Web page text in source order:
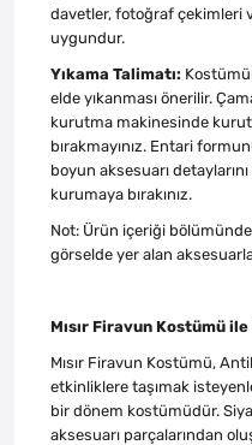
davetler, fotoğraf çekimleri
uygundur.
Yıkama Talimatı:
elde yıkanması önerilir.
kurutma makinesinde
bırakmayınız. Entari
boyun aksesuarı
kurumaya bırakınız.
Not: Ürün içeriği
görselde yer alan
Mısır Firavun Kostümü
Mısır Firavun Kostümü,
etkinliklere taşımak
bir dönem kostümüdür.
aksesuarı parçalarından